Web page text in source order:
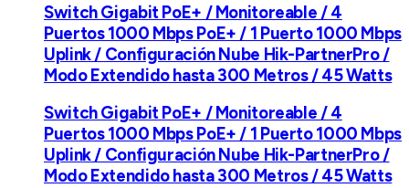
Switch Gigabit PoE+ / Monitoreable / 4
Puertos 1000 Mbps PoE+ / 1 Puerto 1000 Mbps
Uplink / Configuración Nube Hik-PartnerPro /
Modo Extendido hasta 300 Metros / 45 Watts
Switch Gigabit PoE+ / Monitoreable / 4
Puertos 1000 Mbps PoE+ / 1 Puerto 1000 Mbps
Uplink / Configuración Nube Hik-PartnerPro /
Modo Extendido hasta 300 Metros / 45 Watts